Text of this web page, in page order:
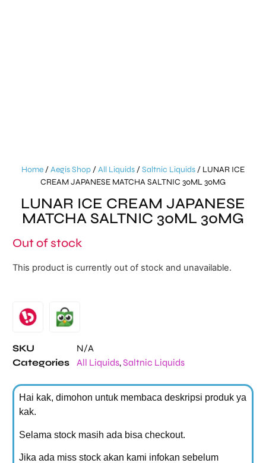
Home /Aegis Shop /All Liquids /Saltnic Liquids / LUNAR ICE
CREAM JAPANESE MATCHA SALTNIC 30ML 30MG
LUNAR ICE CREAM JAPANESE
MATCHA SALTNIC 30ML 30MG
Out of stock
This product is currently out of stock and unavailable.
SKU
N/A
Categories
All Liquids,Saltnic Liquids
Hai kak, dimohon untuk membaca deskripsi produk ya
kak.
Selama stock masih ada bisa checkout.
Jika ada miss stock akan kami infokan sebelum